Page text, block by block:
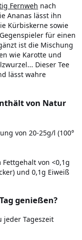
Fernweh nach
Ananas lässt ihn
Kürbiskerne sowie
für einen
ist die Mischung
wie Karotte und
Dieser Tee
lässt wahre
von Natur
von 20-25g/l (100°
von <0,1g
und 0,1g Eiweiß
genießen?
jeder Tageszeit